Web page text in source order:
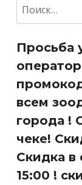
Найти:
Просьба
всем
города !
чеке!
Скидка в
15:00 !